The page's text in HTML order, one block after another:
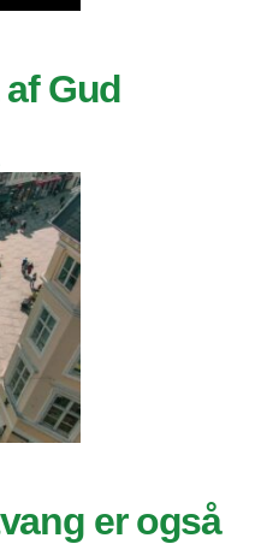
Gud
er også